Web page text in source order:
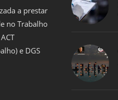
a prestar
no Trabalho
e DGS